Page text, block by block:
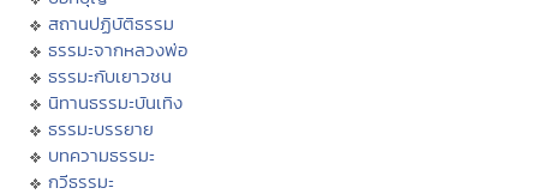
สถานปฏิบัติธรรม
ธรรมะจากหลวงพ่อ
ธรรมะกับเยาวชน
นิทานธรรมะบันเทิง
ธรรมะบรรยาย
บทความธรรมะ
กวีธรรมะ